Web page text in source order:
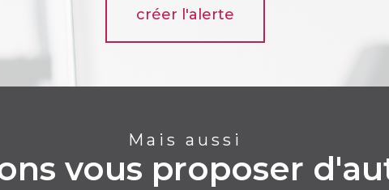
créer l'alerte
Mais aussi
vous proposer